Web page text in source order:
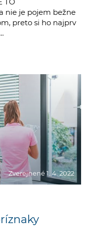
nie je pojem bežne
preto si ho najprv
Zverejnené 1. 4. 2022